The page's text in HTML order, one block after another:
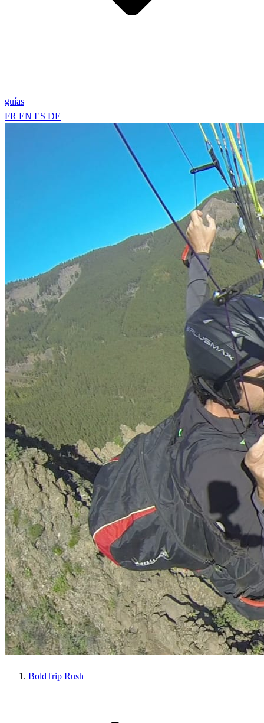
guías
FR EN ES DE
BoldTrip Rush